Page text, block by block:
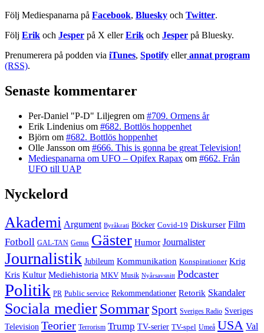
Följ Mediespanarna på Facebook, Bluesky och Twitter.
Följ Erik och Jesper på X ellerErik och Jesper på Bluesky.
Prenumerera på podden via iTunes, Spotify eller annat program
(RSS).
Senaste kommentarer
Per-Daniel "P-D" Liljegren om #709. Ormens år
Erik Lindenius om #682. Bottlös hoppenhet
Björn om #682. Bottlös hoppenhet
Olle Jansson om #666. This is gonna be great Television!
Mediespanarna om UFO – Opifex Rapax om #662. Från
UFO till UAP
Nyckelord
Akademi Argument Byråkrati Böcker Covid-19 Diskurser Film
Fotboll GAL-TAN Genus Gäster Humor Journalister
Journalistik Jubileum Kommunikation Konspirationer Krig
Kris Kultur Mediehistoria MKV Musik Nyårsavsnitt Podcaster
Politik PR Public service Rekommendationer Retorik Skandaler
Sociala medierSommar Sport Sveriges Radio Sveriges
Television Teorier Terrorism Trump TV-serier TV-spel Umeå USA Val